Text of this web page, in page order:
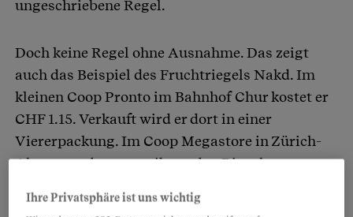
ungeschriebene Regel.
Doch keine Regel ohne Ausnahme. Das zeigt
auch das Beispiel des Fruchtriegels Nakd. Im
kleinen Coop Pronto im Bahnhof Chur kostet er
CHF 1.15. Verkauft wird er dort in einer
Viererpackung. Im Coop Megastore in Zürich-
Altstetten dagegen gibt es den Riegel nur
70 Prozent mehr.
Ihre Privatsphäre ist uns wichtig